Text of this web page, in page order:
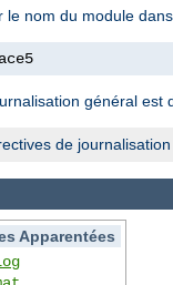
le nom du module
général est
de
Apparentées